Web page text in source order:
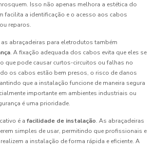
Isso não apenas melhora a estética do
facilita a identificação e o acesso aos cabos
reparos.
abraçadeiras para eletrodutos também
. A fixação adequada dos cabos evita que eles se
que pode causar curtos-circuitos ou falhas no
os cabos estão bem presos, o risco de danos
que a instalação funcione de maneira segura
importante em ambientes industriais ou
é uma prioridade.
é a facilidade de instalação. As abraçadeiras
simples de usar, permitindo que profissionais e
a instalação de forma rápida e eficiente. A